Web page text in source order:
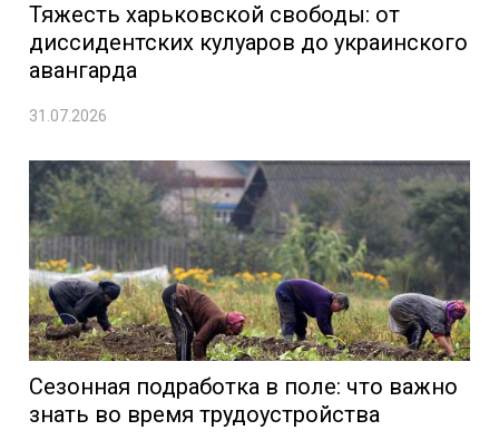
Тяжесть харьковской свободы: от
диссидентских кулуаров до украинского
авангарда
31.07.2026
Сезонная подработка в поле: что важно
знать во время трудоустройства